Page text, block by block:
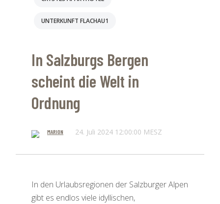
UNTERKUNFT FLACHAU1
In Salzburgs Bergen
scheint die Welt in
Ordnung
MARION 24. Juli 2024 12:00:00 MESZ
In den Urlaubsregionen der Salzburger Alpen
gibt es endlos viele idyllischen,